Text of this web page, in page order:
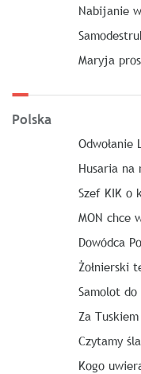
Nabijanie
Maryja
Polska
Husaria na
Szef KIK o
MON chce
Dowódca
Żołnierski
Samolot do
Za
Czytamy
Kogo